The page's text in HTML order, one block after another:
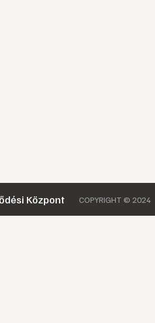
Központ COPYRIGHT © 2024